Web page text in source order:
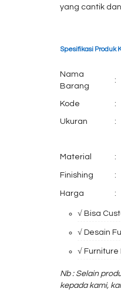
yang cantik
Spesifikasi Produk
Nama
Barang
:
Kode :
Ukuran :
Material :
Finishing :
Harga :
√ Bisa
√ Desain
√ Furniture
Nb : Selain
kepada kami,